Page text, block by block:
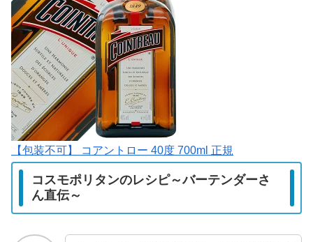
【包装不可】 コアントロー 40度 700ml 正規
コスモポリタンのレシピ～バーテンダーさ
ん直伝～